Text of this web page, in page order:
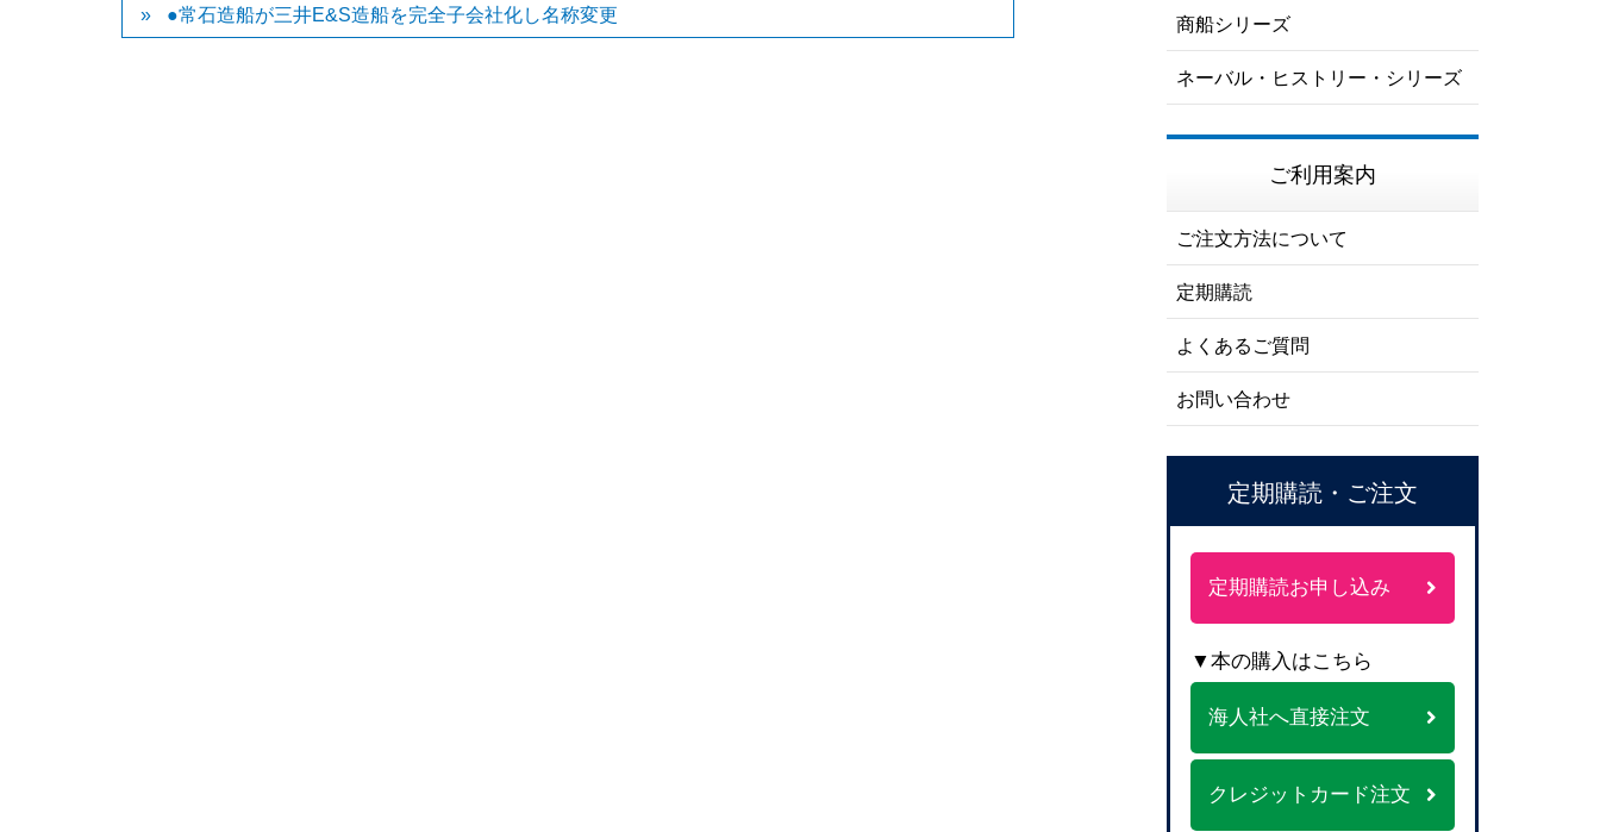
●常石造船が三井E&S造船を完全子会社化し名称変更 商船シリーズ
ネーバル・ヒストリー・シリーズ
ご利用案内
ご注文方法について
定期購読
よくあるご質問
お問い合わせ
定期購読・ご注文
定期購読お申し込み
▼本の購入はこちら
海人社へ直接注文
クレジットカード注文